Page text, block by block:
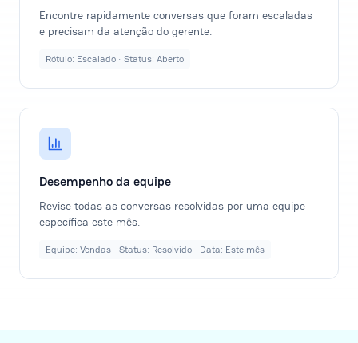
Encontre rapidamente conversas que foram escaladas
e precisam da atenção do gerente.
Rótulo: Escalado · Status: Aberto
Desempenho da equipe
Revise todas as conversas resolvidas por uma equipe
específica este mês.
Equipe: Vendas · Status: Resolvido · Data: Este mês